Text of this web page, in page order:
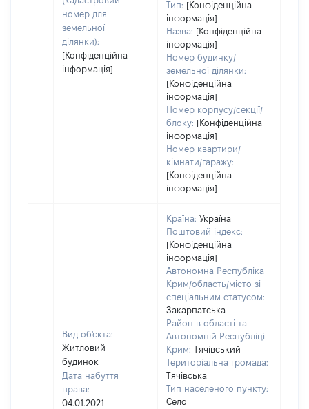
номер для
земельної
ділянки):
[Конфіденційна
інформація]
Тип: [Конфіденційна
інформація]
Назва: [Конфіденційна
інформація]
Номер будинку/
земельної ділянки:
[Конфіденційна
інформація]
Номер корпусу/секції/
блоку: [Конфіденційна
інформація]
Номер квартири/
кімнати/гаражу:
[Конфіденційна
інформація]
Вид об'єкта:
Житловий
будинок
Дата набуття
права:
04.01.2021
Країна: Україна
Поштовий індекс:
[Конфіденційна
інформація]
Автономна Республіка
Крим/область/місто зі
спеціальним статусом:
Закарпатська
Район в області та
Автономній Республіці
Крим: Тячівський
Територіальна громада:
Тячівська
Тип населеного пункту:
Село